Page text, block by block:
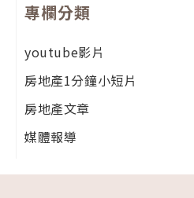
專欄分類
youtube影片
房地產1分鐘小短片
房地產文章
媒體報導